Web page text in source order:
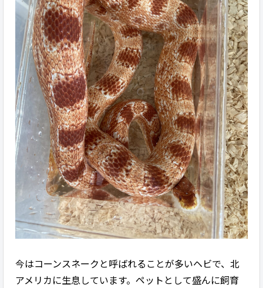
今はコーンスネークと呼ばれることが多いヘビで、北
アメリカに生息しています。ペットとして盛んに飼育